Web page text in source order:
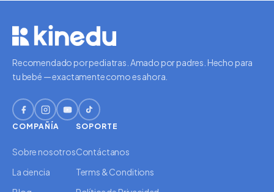
Recomendado por pediatras. Amado por padres. Hecho para
tu bebé — exactamente como es ahora.
COMPAÑÍA
Sobre nosotros
La ciencia
SOPORTE
Contáctanos
Terms & Conditions